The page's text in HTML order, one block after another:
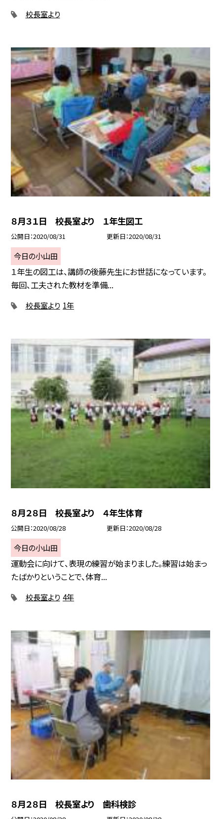
校長室より
８月３１日 校長室より １年生図工
公開日 2020/08/31 更新日 2020/08/31
今日の小山田
１年生の図工は、講師の後藤先生にお世話になっています。
毎回、工夫された教材を準備...
校長室より 1年
８月２８日 校長室より ４年生体育
公開日 2020/08/28 更新日 2020/08/28
今日の小山田
運動会に向けて、表現の練習が始まりました。練習は始まっ
たばかりということで、体育...
校長室より 4年
８月２８日 校長室より 歯科検診